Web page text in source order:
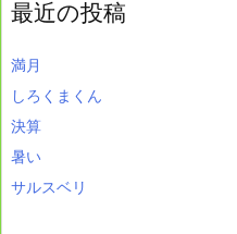
最近の投稿
満月
しろくまくん
決算
暑い
サルスベリ